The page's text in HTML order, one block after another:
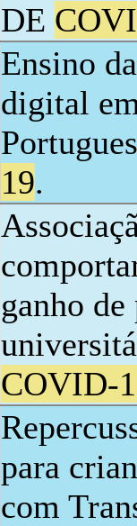
DE
Ensino
digital
19.
ganho de
COVID-
para
com